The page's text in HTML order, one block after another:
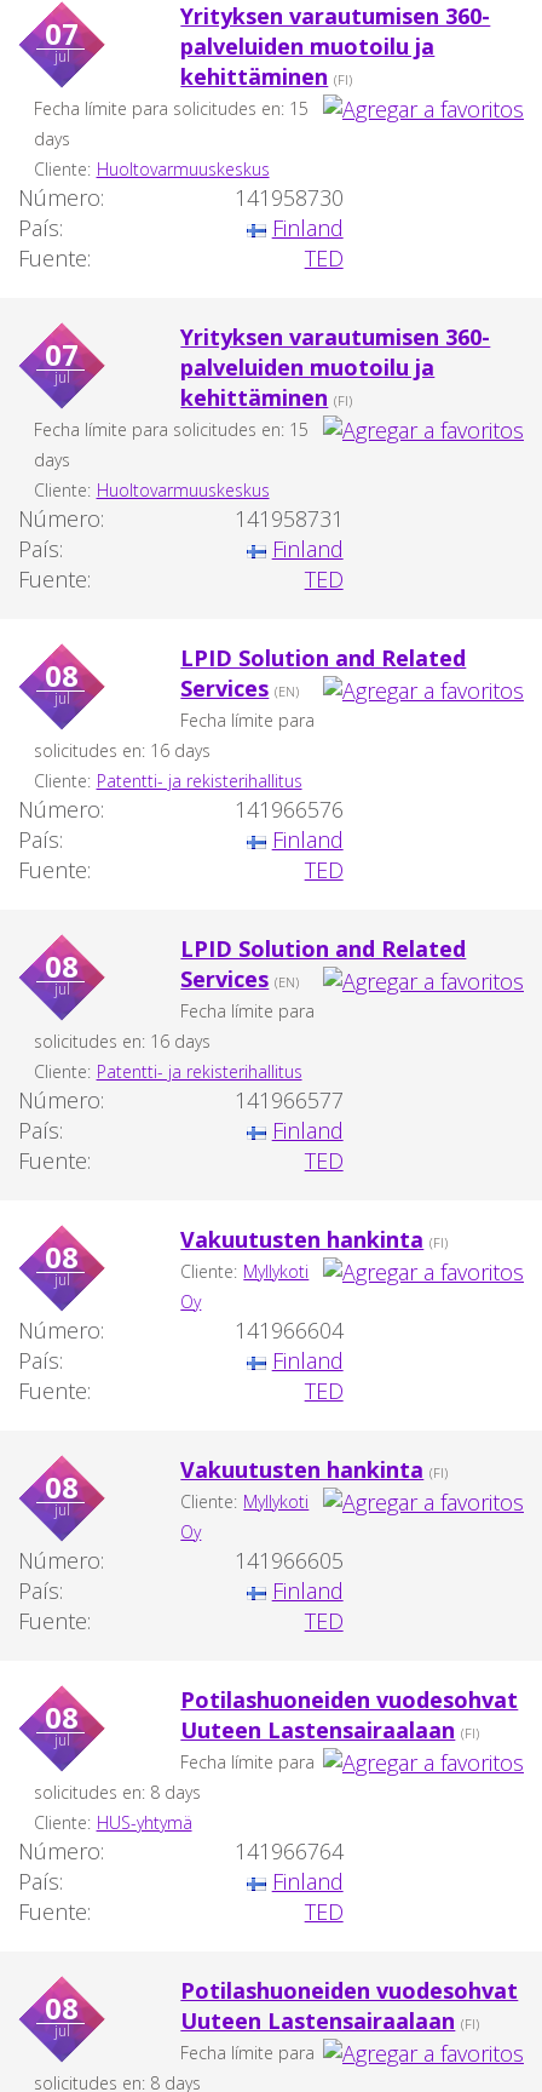
07
jul
Yrityksen varautumisen 360-
palveluiden muotoilu ja
kehittäminen (FI)
Fecha límite para solicitudes en: 15
days
Cliente: Huoltovarmuuskeskus
Número:
141958730
País:
Finland
Fuente:
TED
07
jul
Yrityksen varautumisen 360-
palveluiden muotoilu ja
kehittäminen (FI)
Fecha límite para solicitudes en: 15
days
Cliente: Huoltovarmuuskeskus
Número:
141958731
País:
Finland
Fuente:
TED
08
jul
LPID Solution and Related
Services (EN)
Fecha límite para
solicitudes en: 16 days
Cliente: Patentti- ja rekisterihallitus
Número:
141966576
País:
Finland
Fuente:
TED
08
jul
LPID Solution and Related
Services (EN)
Fecha límite para
solicitudes en: 16 days
Cliente: Patentti- ja rekisterihallitus
Número:
141966577
País:
Finland
Fuente:
TED
08
jul
Vakuutusten hankinta (FI)
Cliente: Myllykoti
Oy
Número:
141966604
País:
Finland
Fuente:
TED
08
jul
Vakuutusten hankinta (FI)
Cliente: Myllykoti
Oy
Número:
141966605
País:
Finland
Fuente:
TED
08
jul
Potilashuoneiden vuodesohvat
Uuteen Lastensairaalaan (FI)
Fecha límite para
solicitudes en: 8 days
Cliente: HUS-yhtymä
Número:
141966764
País:
Finland
Fuente:
TED
08
jul
Potilashuoneiden vuodesohvat
Uuteen Lastensairaalaan (FI)
Fecha límite para
solicitudes en: 8 days